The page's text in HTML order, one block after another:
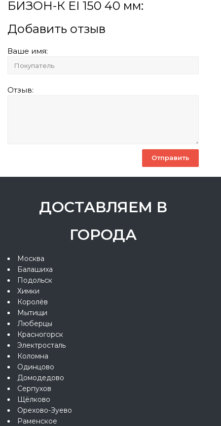
БИЗОН-К EI 150 40 мм:
Добавить отзыв
Ваше имя:
Отзыв:
ДОСТАВЛЯЕМ В
ГОРОДА
Москва
Балашиха
Подольск
Химки
Королёв
Мытищи
Люберцы
Красногорск
Электросталь
Коломна
Одинцово
Домодедово
Серпухов
Щёлково
Орехово-Зуево
Раменское